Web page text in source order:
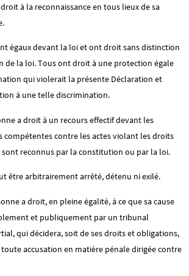
à la reconnaissance en tous lieux de sa
égaux devant la loi et ont droit sans distinction
de la loi. Tous ont droit à une protection égale
qui violerait la présente Déclaration et
à une telle discrimination.
a droit à un recours effectif devant les
compétentes contre les actes violant les droits
reconnus par la constitution ou par la loi.
être arbitrairement arrêté, détenu ni exilé.
a droit, en pleine égalité, à ce que sa cause
et publiquement par un tribunal
qui décidera, soit de ses droits et obligations,
accusation en matière pénale dirigée contre